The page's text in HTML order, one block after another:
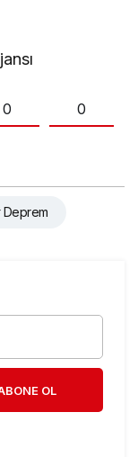
0 0
Deprem
OL